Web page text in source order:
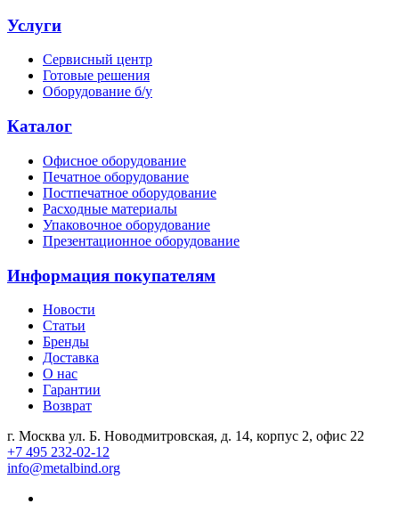
Услуги
Сервисный центр
Готовые решения
Оборудование б/у
Каталог
Офисное оборудование
Печатное оборудование
Постпечатное оборудование
Расходные материалы
Упаковочное оборудование
Презентационное оборудование
Информация покупателям
Новости
Статьи
Бренды
Доставка
О нас
Гарантии
Возврат
г. Москва ул. Б. Новодмитровская, д. 14, корпус 2, офис 22
+7 495 232-02-12
info@metalbind.org